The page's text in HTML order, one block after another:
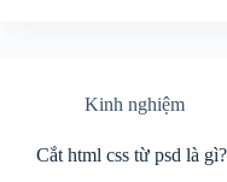
Kinh nghiệm
Cắt html css từ psd là